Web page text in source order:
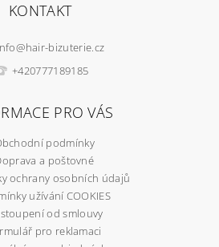
KONTAKT
@hair-bizuterie.cz
+420777189185
PRO VÁS
podmínky
a poštovné
ochrany osobních údajů
užívání COOKIES
od smlouvy
pro reklamaci